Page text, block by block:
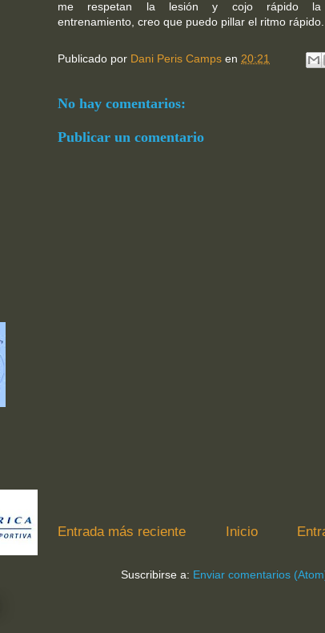
me respetan la lesión y cojo rápido
entrenamiento, creo que puedo pillar el ritmo rápido.
Publicado por Dani Peris Camps en 20:21
No hay comentarios:
Publicar un comentario
Entrada más reciente Inicio
Suscribirse a: Enviar comentarios